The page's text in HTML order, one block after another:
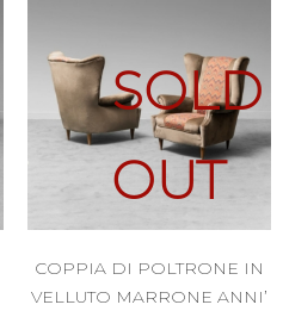
SOLD
OUT
COPPIA DI POLTRONE IN
VELLUTO MARRONE ANNI’